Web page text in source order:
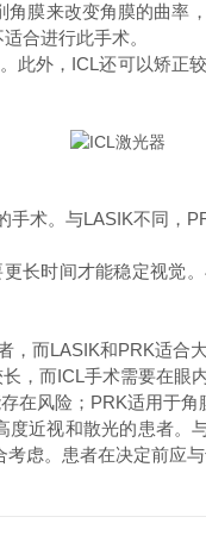
来改变角膜的曲率
合进行此手术。
外，ICL还可以矫正
。与LASIK不同，
时间才能稳定视觉
而LASIK和PRK适合大
而ICL手术需要在眼
风险；PRK适用于角
视和散光的患者。
虑。患者在决定前应